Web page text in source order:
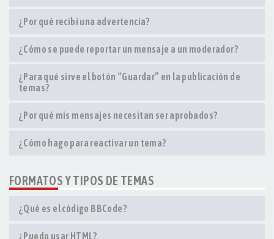
¿Por qué recibí una advertencia?
¿Cómo se puede reportar un mensaje a un moderador?
¿Para qué sirve el botón “Guardar” en la publicación de
temas?
¿Por qué mis mensajes necesitan ser aprobados?
¿Cómo hago para reactivar un tema?
FORMATOS Y TIPOS DE TEMAS
¿Qué es el código BBCode?
¿Puedo usar HTML?